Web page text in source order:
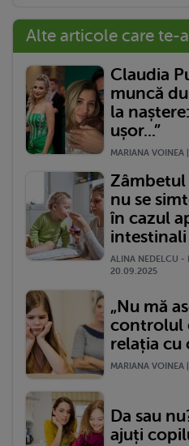
Alte articole care te-
Claudia
muncă
la
ușor...”
MARIANA
Zâmbetul
nu se
în cazul
intestinali
ALINA NEDELCU -
20.09.2025
„Nu mă
controlul
relația cu
MARIANA VOINEA
Da sau
ajuți